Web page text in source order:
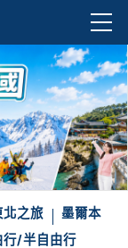
北之旅
墨爾本
行/半自由行